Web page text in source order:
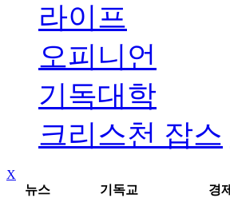
라이프
오피니언
기독대학
크리스천 잡스
X
뉴스
기독교 경제